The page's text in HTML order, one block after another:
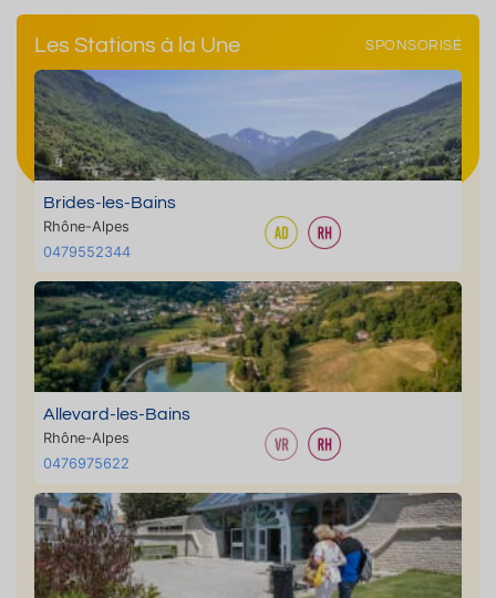
Les Stations à la Une SPONSORISÉ
Brides-les-Bains
Rhône-Alpes
0479552344
Allevard-les-Bains
Rhône-Alpes
0476975622